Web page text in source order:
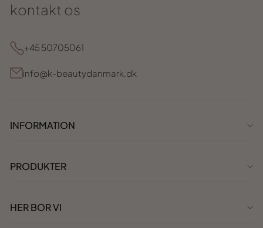
kontakt os
+45 50705061
info@k-beautydanmark.dk
INFORMATION
PRODUKTER
HER BOR VI